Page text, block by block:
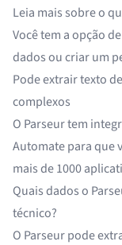
Leia mais sobre o
Você tem a opção
dadosou criar um
Podeextrair texto
complexos
O Parseur tem
Automate para que
mais de 1000
Quais dados o
técnico?
O Parseur pode